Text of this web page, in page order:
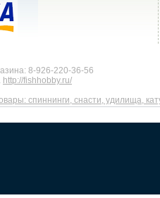
8-926-220-36-56
http://fishhobby.ru/